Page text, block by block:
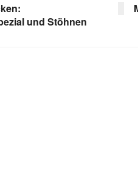
und Stöhnen